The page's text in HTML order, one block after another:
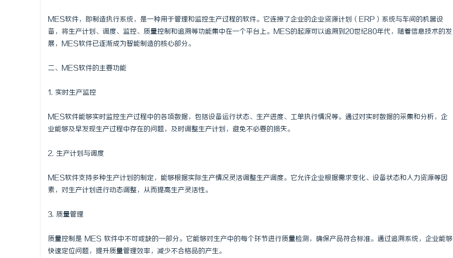
MES软件，即制造执行系统，是一种用于管理和监控生产过程的软件。它连接了企业的企业资源计划（ERP）系统与车间的机器设
备，将生产计划、调度、监控、质量控制和追溯等功能集中在一个平台上。MES的起源可以追溯到20世纪80年代，随着信息技术的发
展，MES软件已逐渐成为智能制造的核心部分。
二、MES软件的主要功能
1. 实时生产监控
MES软件能够实时监控生产过程中的各项数据，包括设备运行状态、生产进度、工单执行情况等。通过对实时数据的采集和分析，企
业能够及早发现生产过程中存在的问题，及时调整生产计划，避免不必要的损失。
2. 生产计划与调度
MES软件支持多种生产计划的制定，能够根据实际生产情况灵活调整生产调度。它允许企业根据需求变化、设备状态和人力资源等因
素，对生产计划进行动态调整，从而提高生产灵活性。
3. 质量管理
质量控制是 MES 软件中不可或缺的一部分。它能够对生产中的每个环节进行质量检测，确保产品符合标准。通过追溯系统，企业能够
快速定位问题，提升质量管理效率，减少不合格品的产生。
武汉配眼镜 上海配眼镜 新款手持式激光清洗机：高效清洁的新时代